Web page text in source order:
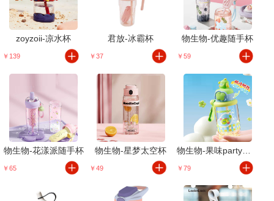
zoyzoii-凉水杯
￥139
君放-冰霸杯
￥37
物生物-优趣随手杯
￥59
物生物-花漾派随手杯
￥65
物生物-星梦太空杯
￥49
物生物-果味party随手杯
￥79